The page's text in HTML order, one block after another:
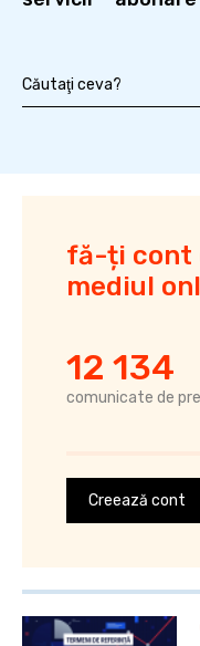
fă-ți cont
mediul
12 134
comunicate de
Creează cont